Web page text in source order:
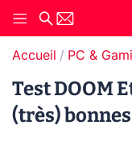
Accueil PC &
Test DOOM
(très)